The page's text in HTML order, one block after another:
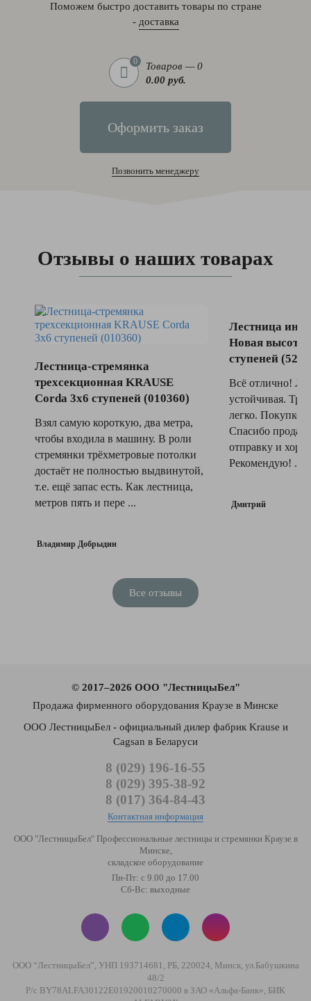
Поможем быстро доставить товары по стране
- доставка
0
Товаров — 0
0.00 руб.
Оформить заказ
Позвонить менеджеру
Отзывы о наших товарах
Лестница-стремянка
трехсекционная KRAUSE
Corda 3x6 ступеней (010360)
Взял самую короткую, два метра,
чтобы входила в машину. В роли
стремянки трёхметровые потолки
достаёт не полностью выдвинутой,
т.е. ещё запас есть. Как лестница,
метров пять и пере ...
Владимир Добрыдин
Лестница
Новая высота
ступеней
Всё отлично!
устойчивая.
легко. Покупкой
Спасибо
отправку и
Рекомендую! ...
Дмитрий
Все отзывы
© 2017–2026 ООО "ЛестницыБел"
Продажа фирменного оборудования Краузе в Минске
ООО ЛестницыБел - официальный дилер фабрик Krause и
Cagsan в Беларуси
8 (029) 196-16-55
8 (029) 395-38-92
8 (017) 364-84-43
Контактная информация
ООО "ЛестницыБел" Профессиональные лестницы и стремянки Краузе в
Минске,
складское оборудование
Пн-Пт: с 9.00 до 17.00
Сб-Вс: выходные
ООО “ЛестницыБел”, УНП 193714681, РБ, 220024, Минск, ул.Бабушкина
48/2
Р/с BY78ALFA30122E01920010270000 в ЗАО «Альфа-Банк», БИК